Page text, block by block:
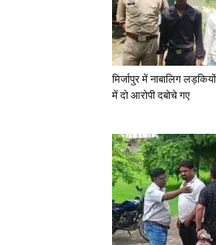
मिर्जापुर में नाबालिग
में दो आरोपी दबोचे गए